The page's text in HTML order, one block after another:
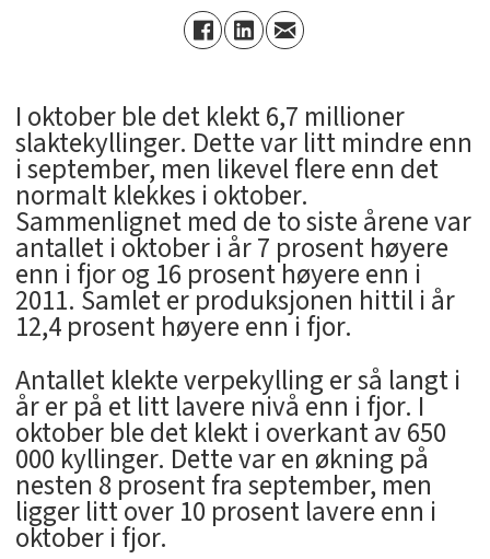
I oktober ble det klekt 6,7 millioner
slaktekyllinger. Dette var litt mindre enn
i september, men likevel flere enn det
normalt klekkes i oktober.
Sammenlignet med de to siste årene var
antallet i oktober i år 7 prosent høyere
enn i fjor og 16 prosent høyere enn i
2011. Samlet er produksjonen hittil i år
12,4 prosent høyere enn i fjor.
Antallet klekte verpekylling er så langt i
år er på et litt lavere nivå enn i fjor. I
oktober ble det klekt i overkant av 650
000 kyllinger. Dette var en økning på
nesten 8 prosent fra september, men
ligger litt over 10 prosent lavere enn i
oktober i fjor.